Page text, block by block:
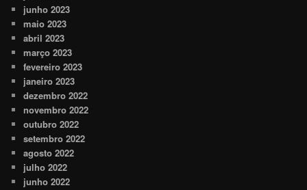
junho 2023
maio 2023
abril 2023
março 2023
fevereiro 2023
janeiro 2023
dezembro 2022
novembro 2022
outubro 2022
setembro 2022
agosto 2022
julho 2022
junho 2022